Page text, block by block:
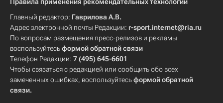
Главный редактор: Гаврилова А.В.
Адрес электронной почты Редакции: r-sport.internet@ria.ru
По вопросам размещения пресс-релизов и рекламы
воспользуйтесьформой обратной связи
Телефон Редакции: 7 (495) 645-6601
Чтобы связаться с редакцией или сообщить обо всех
замеченных ошибках, воспользуйтесьформой обратной
связи.